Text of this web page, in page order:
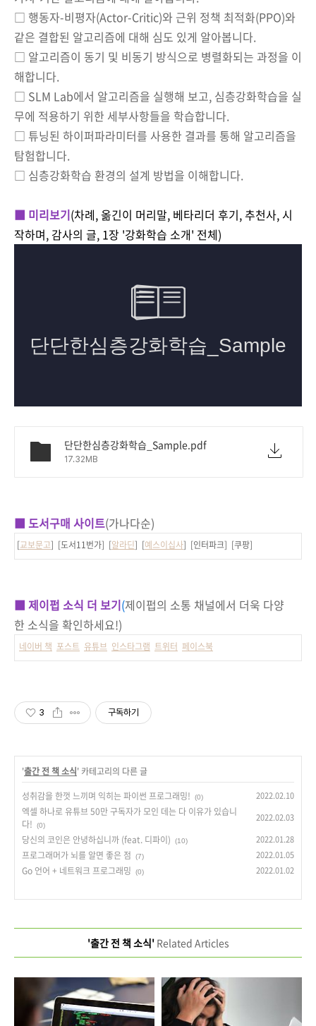
□ 행동자-비평자(Actor-Critic)와 근위 정책 최적화(PPO)와
같은 결합된 알고리즘에 대해 심도 있게 알아봅니다.
□ 알고리즘이 동기 및 비동기 방식으로 병렬화되는 과정을 이
해합니다.
□ SLM Lab에서 알고리즘을 실행해 보고, 심층강화학습을 실
무에 적용하기 위한 세부사항들을 학습합니다.
□ 튜닝된 하이퍼파라미터를 사용한 결과를 통해 알고리즘을
탐험합니다.
□ 심층강화학습 환경의 설계 방법을 이해합니다.
■ 미리보기(차례, 옮긴이 머리말, 베타리더 후기, 추천사, 시
작하며, 감사의 글, 1장 '강화학습 소개' 전체)
단단한심층강화학습_Sample.pdf
17.32MB
■ 도서구매 사이트(가나다순)
[교보문고] [도서11번가] [알라딘] [예스이십사] [인터파크] [쿠팡]
■ 제이펍 소식 더 보기(제이펍의 소통 채널에서 더욱 다양
한 소식을 확인하세요!)
네이버 책 포스트 유튜브 인스타그램 트위터 페이스북
3 구독하기
'출간 전 책 소식' 카테고리의 다른 글
성취감을 한껏 느끼며 익히는 파이썬 프로그래밍!
(0) 2022.02.10
엑셀 하나로 유튜브 50만 구독자가 모인 데는 다 이유가 있습니
다!
(0)
2022.02.03
당신의 코인은 안녕하십니까 (feat. 디파이) (10) 2022.01.28
프로그래머가 뇌를 알면 좋은 점 (7) 2022.01.05
Go 언어 + 네트워크 프로그래밍 (0) 2022.01.02
'출간 전 책 소식'Related Articles